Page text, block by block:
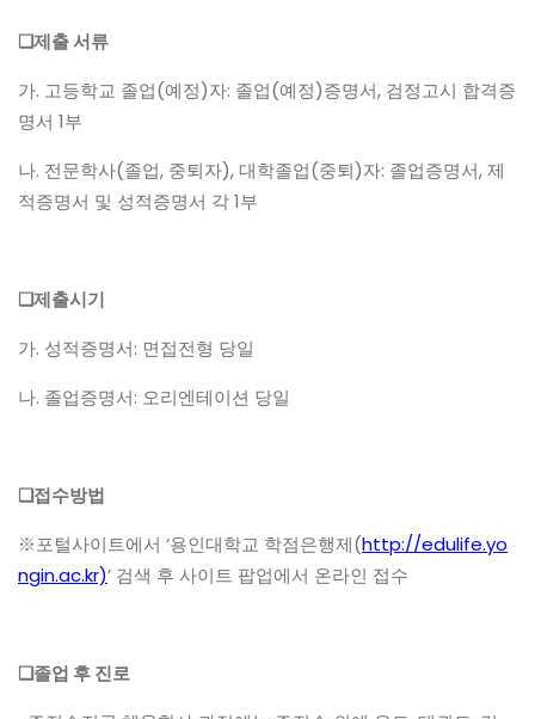
❑제출 서류
가. 고등학교 졸업(예정)자: 졸업(예정)증명서, 검정고시 합격증
명서 1부
나. 전문학사(졸업, 중퇴자), 대학졸업(중퇴)자: 졸업증명서, 제
적증명서 및 성적증명서 각 1부
❑제출시기
가. 성적증명서: 면접전형 당일
나. 졸업증명서: 오리엔테이션 당일
❑접수방법
※포털사이트에서 ‘용인대학교 학점은행제(http://edulife.yo
ngin.ac.kr)’ 검색 후 사이트 팝업에서 온라인 접수
❑졸업 후 진로